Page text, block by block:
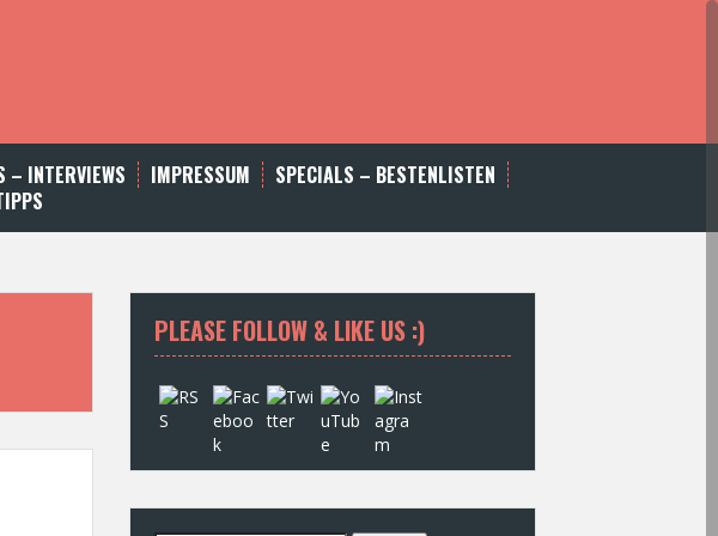
– INTERVIEWS IMPRESSUM
SPECIALS – BESTENLISTEN
PLEASE FOLLOW & LIKE US :)